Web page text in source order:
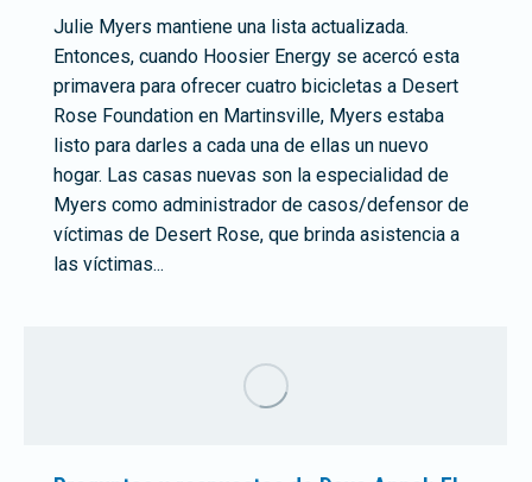
Julie Myers mantiene una lista actualizada.
Entonces, cuando Hoosier Energy se acercó esta
primavera para ofrecer cuatro bicicletas a Desert
Rose Foundation en Martinsville, Myers estaba
listo para darles a cada una de ellas un nuevo
hogar. Las casas nuevas son la especialidad de
Myers como administrador de casos/defensor de
víctimas de Desert Rose, que brinda asistencia a
las víctimas...